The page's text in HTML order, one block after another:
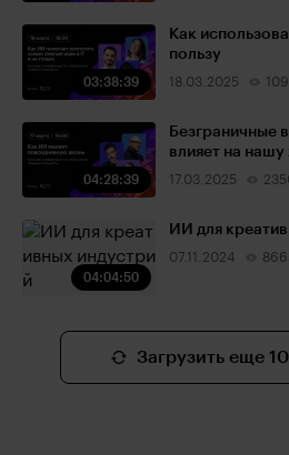
03:38:39
Как
пользу
18.03.2025
04:28:39
Безграничные
влияет на
17.03.2025
04:04:50
ИИ для
07.11.2024
Загрузить еще